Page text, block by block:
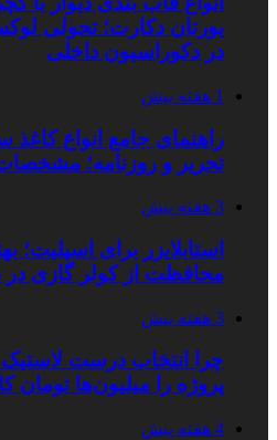
یورتان دکارت؛ تحولی
در دکوراسیون داخلی
1 هفته پیش
راهنمای جامع انواع کاغذ
تحریر و روزنامه؛
3 هفته پیش
استابلایزر برای اسپلیت؛
محافظت از کولر گازی در
3 هفته پیش
چرا انتخاب درست لاستیک
پروژه را میلیون‌ها
4 هفته پیش